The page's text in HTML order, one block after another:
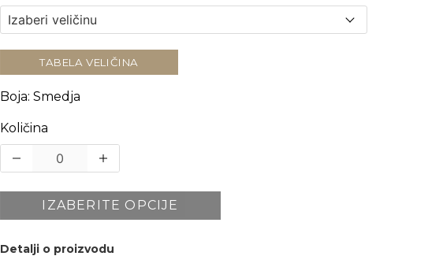
TABELA VELIČINA
Boja: Smedja
Količina
IZABERITE OPCIJE
Detalji o proizvodu